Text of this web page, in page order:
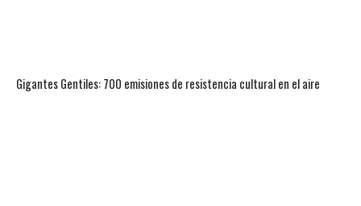
Gigantes Gentiles: 700 emisiones de resistencia cultural en el aire